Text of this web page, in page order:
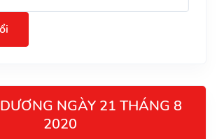
NGÀY 21 THÁNG 8
2020